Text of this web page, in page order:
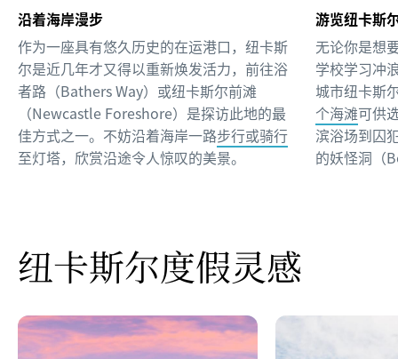
沿着海岸漫步
作为一座具有悠久历史的在运港口，纽卡斯
尔是近几年才又得以重新焕发活力，前往浴
者路（Bathers Way）或纽卡斯尔前滩
（Newcastle Foreshore）是探访此地的最
佳方式之一。不妨沿着海岸一路步行或骑行
至灯塔，欣赏沿途令人惊叹的美景。
游览纽卡斯
无论你是想
学校学习冲
城市纽卡斯
个海滩可供
滨浴场到囚
的妖怪洞（
纽卡斯尔度假灵感